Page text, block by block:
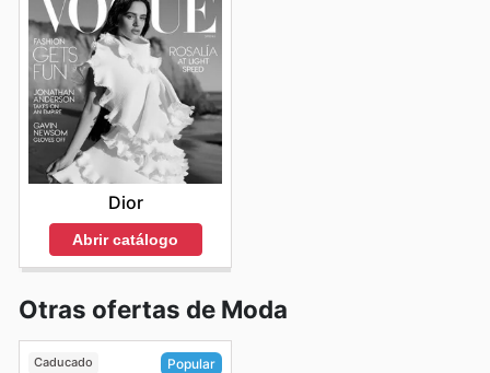
Dior
Abrir catálogo
Otras ofertas de Moda
Caducado Popular